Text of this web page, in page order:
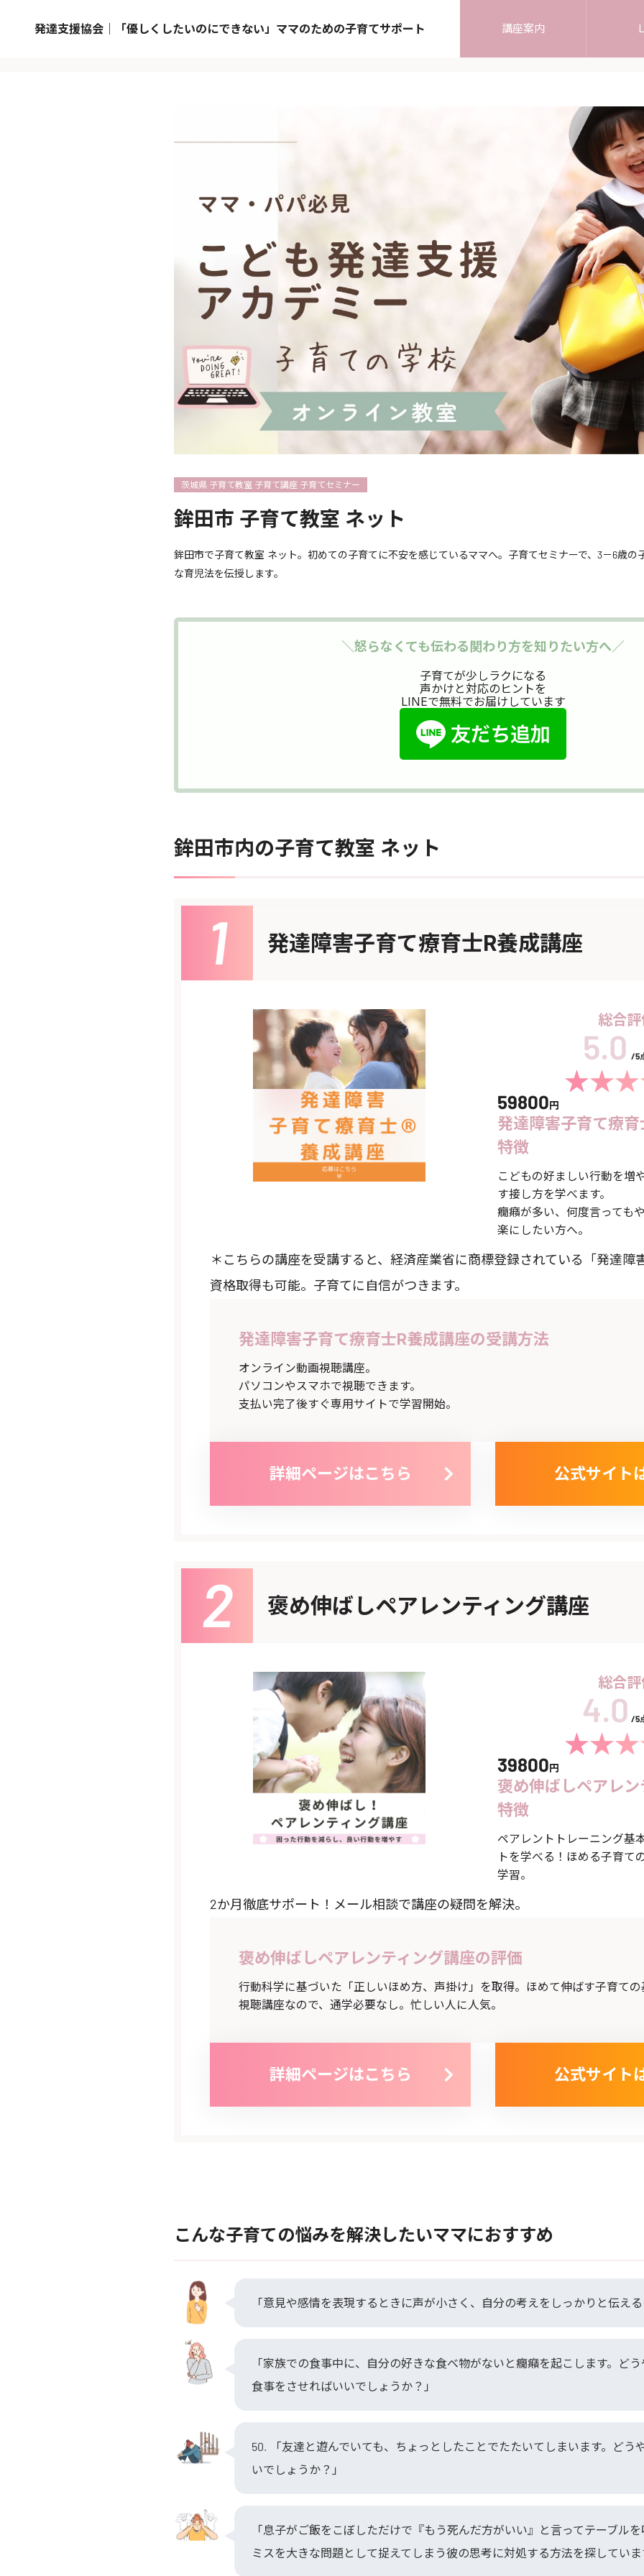
発達支援協会｜「優しくしたいのにできない」ママのための子育てサポート 講座案内
鉾田市 子育て教室 ネット
鉾田市で子育て教室 ネット。初めての子育てに不安を感じているママへ。子育てセミナーで、3－6歳の
な育児法を伝授します。
茨城県 子育て教室 子育て講座 子育てセミナー
＼怒らなくても伝わる関わり方を知りたい方へ／
子育てが少しラクになる
声かけと対応のヒントを
LINEで無料でお届けしています
鉾田市内の子育て教室 ネット
発達障害子育て療育士R養成講座
総合
/5
59800円
発達障害子育て療
特徴
こどもの好ましい行動を増
す接し方を学べます。
癇癪が多い、何度言っても
楽にしたい方へ。
＊こちらの講座を受講すると、経済産業省に商標登録されている「発達障
資格取得も可能。子育てに自信がつきます。
発達障害子育て療育士R養成講座の受講方法
オンライン動画視聴講座。
パソコンやスマホで視聴できます。
支払い完了後すぐ専用サイトで学習開始。
詳細ページはこちら 公式サイト
褒め伸ばしペアレンティング講座
総合
/5
39800円
褒め伸ばしペアレ
特徴
ペアレントトレーニング基
トを学べる！ほめる子育て
学習。
2か月徹底サポート！メール相談で講座の疑問を解決。
褒め伸ばしペアレンティング講座の評価
行動科学に基づいた「正しいほめ方、声掛け」を取得。ほめて伸ばす子育て
視聴講座なので、通学必要なし。忙しい人に人気。
詳細ページはこちら 公式サイト
こんな子育ての悩みを解決したいママにおすすめ
「意見や感情を表現するときに声が小さく、自分の考えをしっかりと伝え
「家族での食事中に、自分の好きな食べ物がないと癇癪を起こします。ど
食事をさせればいいでしょうか？」
50. 「友達と遊んでいても、ちょっとしたことでたたいてしまいます。どう
いでしょうか？」
「息子がご飯をこぼしただけで『もう死んだ方がいい』と言ってテーブル
ミスを大きな問題として捉えてしまう彼の思考に対処する方法を探していま